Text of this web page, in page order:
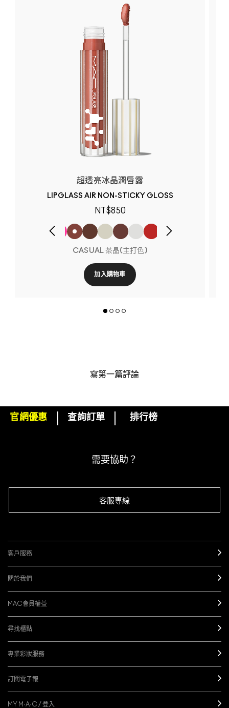
超透亮冰晶潤唇露
LIPGLASS AIR NON-STICKY GLOSS
NT$850
CASUAL 茶晶(主打色)
加入購物車
寫第一篇評論
下單即可挑選精美小贈品！
官網優惠 查詢訂單 排行榜
需要協助？
客服專線
客戶服務
關於我們
MAC會員權益
尋找櫃點
專業彩妝服務
訂閱電子報
MY M·A·C / 登入